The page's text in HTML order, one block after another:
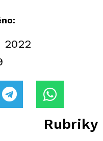
2022
Rubriky